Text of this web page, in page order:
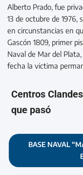
Alberto Prado, fue
13 de octubre de 1976,
en circunstancias en
Gascón 1809, primer
Naval de Mar del
fecha la victima
Centros
que pasó
BASE NAVAL